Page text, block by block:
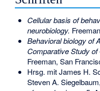
Cellular basis of
neurobiology.
Behavioral biology of
Comparative Study
Freeman, San
Hrsg. mit James H.
Steven A.